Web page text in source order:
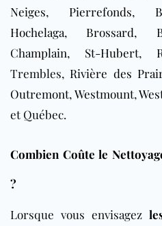
Neiges, Pierrefonds,
Hochelaga, Brossard,
Champlain, St-Hubert,
Trembles, Rivière des
Outremont,Westmount,
et Québec.
Combien Coûte le
?
Lorsque vous envisagez